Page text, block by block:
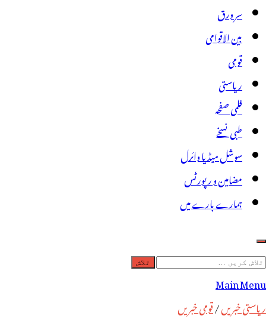
سر ورق
بین الاقوامی
قومی
ریاستی
فلمی صفحہ
طبی نسخے
سوشل میڈیا وائرل
مضامین و رپورٹس
ہمارے بارے میں
تلاش
کریں
برائے:
Main Menu
ریاستی خبریں/قومی خبریں